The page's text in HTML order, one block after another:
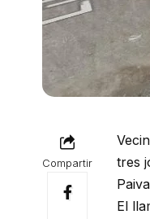
Compartir
tres
El